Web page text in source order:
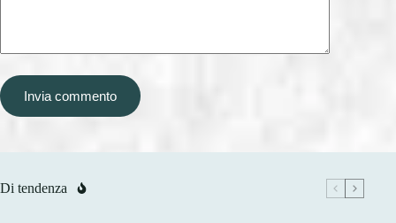
Invia commento
Di tendenza